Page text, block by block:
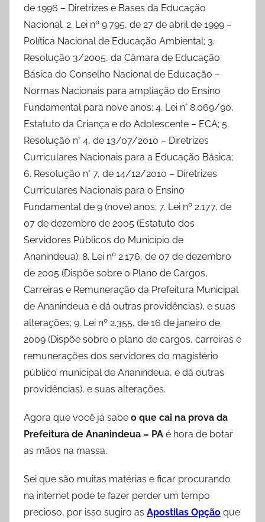
de 1996 – Diretrizes e Bases da Educação
Nacional. 2. Lei nº 9.795, de 27 de abril de 1999 –
Política Nacional de Educação Ambiental; 3.
Resolução 3/2005, da Câmara de Educação
Básica do Conselho Nacional de Educação –
Normas Nacionais para ampliação do Ensino
Fundamental para nove anos; 4. Lei n° 8.069/90,
Estatuto da Criança e do Adolescente – ECA; 5.
Resolução n° 4, de 13/07/2010 – Diretrizes
Curriculares Nacionais para a Educação Básica;
6. Resolução n° 7, de 14/12/2010 – Diretrizes
Curriculares Nacionais para o Ensino
Fundamental de 9 (nove) anos; 7. Lei nº 2.177, de
07 de dezembro de 2005 (Estatuto dos
Servidores Públicos do Município de
Ananindeua); 8. Lei nº 2.176, de 07 de dezembro
de 2005 (Dispõe sobre o Plano de Cargos,
Carreiras e Remuneração da Prefeitura Municipal
de Ananindeua e dá outras providências), e suas
alterações; 9. Lei nº 2.355, de 16 de janeiro de
2009 (Dispõe sobre o plano de cargos, carreiras e
remunerações dos servidores do magistério
público municipal de Ananindeua, e dá outras
providências), e suas alterações.
Agora que você já sabe o que cai na prova da
Prefeitura de Ananindeua – PA é hora de botar
as mãos na massa.
Sei que são muitas matérias e ficar procurando
na internet pode te fazer perder um tempo
precioso, por isso sugiro as Apostilas Opção que